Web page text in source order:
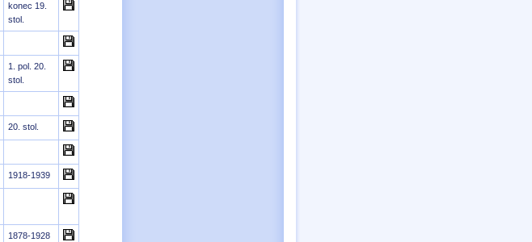
konec 19.
stol.
1. pol. 20.
stol.
20. stol.
1918-1939
1878-1928